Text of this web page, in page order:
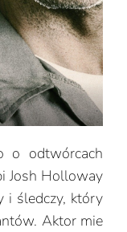
o odtwórcach
Josh Holloway
i śledczy, który
Aktor mie